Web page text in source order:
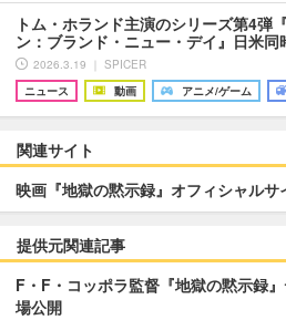
トム・ホランド主演のシリーズ第4弾
ン：ブランド・ニュー・デイ』日米
2026.3.19 ｜ SPICER
ニュース
動画 アニメ/ゲーム
関連サイト
映画『地獄の黙示録』オフィシャルサ
提供元関連記事
F・F・コッポラ監督『地獄の黙示録
場公開